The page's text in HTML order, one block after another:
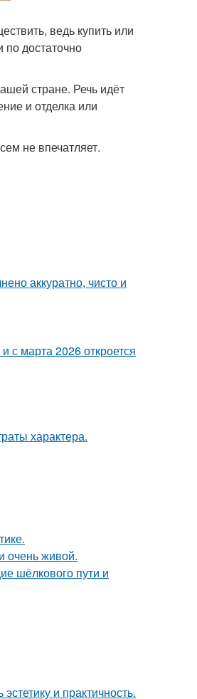
ведь купить или
по достаточно
стране. Речь идёт
и отделка или
не впечатляет.
аккуратно, чисто и
с марта 2026 откроется
характера.
очень живой.
шёлкового пути и
и практичность.